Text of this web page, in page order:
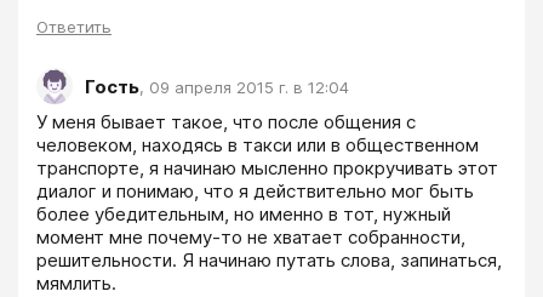
Ответить
Гость, 09 апреля 2015 г. в 12:04
У меня бывает такое, что после общения с
человеком, находясь в такси или в общественном
транспорте, я начинаю мысленно прокручивать этот
диалог и понимаю, что я действительно мог быть
более убедительным, но именно в тот, нужный
момент мне почему-то не хватает собранности,
решительности. Я начинаю путать слова, запинаться,
мямлить.